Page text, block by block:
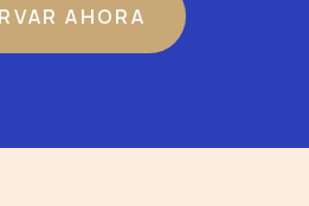
AHORA